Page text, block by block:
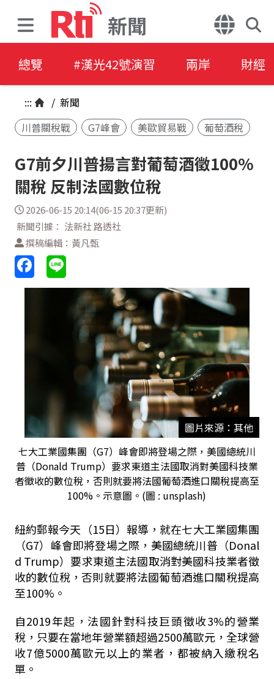
新聞
總覽 #漢光42號演習 兩岸 財經
::: / 新聞
川普關稅戰
G7峰會 美歐貿易戰 葡萄酒稅
G7前夕川普揚言對葡萄酒徵100%
關稅 反制法國數位稅
2026-06-15 20:14(06-15 20:37更新)
新聞引據： 法新社 路透社
撰稿編輯：黃凡甄
圖片來源：其他
七大工業國集團（G7）峰會即將登場之際，美國總統川
普（Donald Trump）要求東道主法國取消對美國科技業
者徵收的數位稅，否則就要將法國葡萄酒進口關稅提高至
100%。示意圖。(圖 : unsplash)
紐約郵報今天（15日）報導，就在七大工業國集團
（G7）峰會即將登場之際，美國總統川普（Donal
d Trump）要求東道主法國取消對美國科技業者徵
收的數位稅，否則就要將法國葡萄酒進口關稅提高
至100%。
自2019年起，法國針對科技巨頭徵收3%的營業
稅，只要在當地年營業額超過2500萬歐元，全球營
收7億5000萬歐元以上的業者，都被納入繳稅名
單。